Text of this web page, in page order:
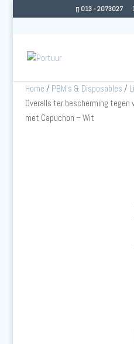
013 - 2073027
Home / PBM's & Disposables /
Overalls ter bescherming
met Capuchon – Wit